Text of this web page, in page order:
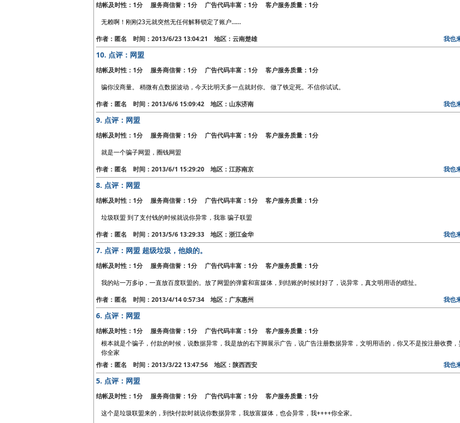
结帐及时性：1分 服务商信誉：1分 广告代码丰富：1分 客户服务质量：1分
无赖啊！刚刚23元就突然无任何解释锁定了账户……
作者：匿名 时间：2013/6/23 13:04:21 地区：云南楚雄
我也
10. 点评：网盟
结帐及时性：1分 服务商信誉：1分 广告代码丰富：1分 客户服务质量：1分
骗你没商量。 稍微有点数据波动，今天比明天多一点就封你。 做了铁定死。不信你试试。
作者：匿名 时间：2013/6/6 15:09:42 地区：山东济南
我也
9. 点评：网盟
结帐及时性：1分 服务商信誉：1分 广告代码丰富：1分 客户服务质量：1分
就是一个骗子网盟，圈钱网盟
作者：匿名 时间：2013/6/1 15:29:20 地区：江苏南京
我也
8. 点评：网盟
结帐及时性：1分 服务商信誉：1分 广告代码丰富：1分 客户服务质量：1分
垃圾联盟 到了支付钱的时候就说你异常，我靠 骗子联盟
作者：匿名 时间：2013/5/6 13:29:33 地区：浙江金华
我也
7. 点评：网盟 超级垃圾，他娘的。
结帐及时性：1分 服务商信誉：1分 广告代码丰富：1分 客户服务质量：1分
我的站一万多ip，一直放百度联盟的。放了网盟的弹窗和富媒体，到结账的时候封好了，说异常，真文明用语的瞎扯。
作者：匿名 时间：2013/4/14 0:57:34 地区：广东惠州
我也
6. 点评：网盟
结帐及时性：1分 服务商信誉：1分 广告代码丰富：1分 客户服务质量：1分
根本就是个骗子，付款的时候，说数据异常，我是放的右下脚展示广告，说广告注册数据异常，文明用语的，你又不是按注册收费，
你全家
作者：匿名 时间：2013/3/22 13:47:56 地区：陕西西安
我也
5. 点评：网盟
结帐及时性：1分 服务商信誉：1分 广告代码丰富：1分 客户服务质量：1分
这个是垃圾联盟来的，到快付款时就说你数据异常，我放富媒体，也会异常，我++++你全家。